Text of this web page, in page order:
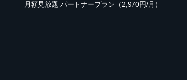
月額見放題 パートナープラン（2,970円/月）